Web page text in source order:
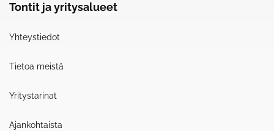
Tontit ja yritysalueet
Yhteystiedot
Tietoa meistä
Yritystarinat
Ajankohtaista